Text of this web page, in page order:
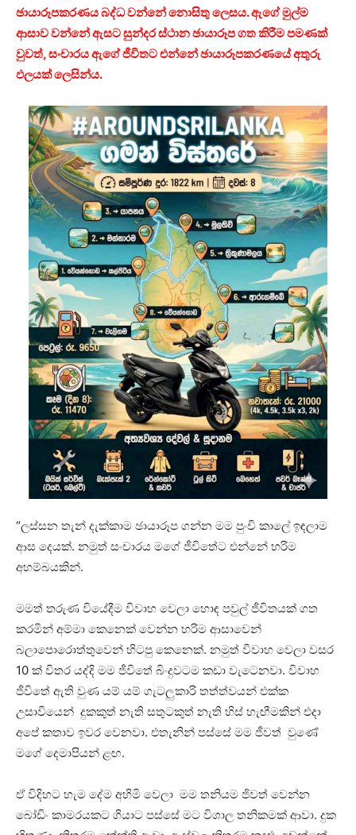
ඡායාරූපකරණය බද්ධ වන්නේ නොසිතු ලෙසය. ඇගේ මුල්ම
ආසාව වන්නේ ඇසට සුන්දර ස්ථාන ඡායාරූප ගත කිරීම පමණක්
වුවත්, සංචාරය ඇගේ ජීවිතට එන්නේ ඡායාරූපකරණයේ අතුරු
ඵලයක් ලෙසින්ය.
“ලස්සන තැන් දැක්කාම ඡායාරූප ගන්න මම පුංචි කාලේ ඉඳලාම
ආස දෙයක්. නමුත් සංචාරය මගේ ජීවිතේට එන්නේ හරිම
අහම්බයකින්.
මමත් තරුණ වියේදීම විවාහ වෙලා හොඳ පවුල් ජීවිතයක් ගත
කරමින් අම්මා කෙනෙක් වෙන්න හරිම ආසාවෙන්
බලාපොරොත්තුවෙන් හිටපු කෙනෙක්. නමුත් විවාහ වෙලා වසර
10 ක් විතර යද්දි මම ජීවිතේ බිංදුවටම කඩා වැටෙනවා. විවාහ
ජීවිතේ ඇති වුණ යම් යම් ගැටලුකාරි තත්ත්වයන් එක්ක
උසාවියෙන් දුකකුත් නැති සතුටකුත් නැති හිස් හැඟීමකින් එදා
අපේ කතාව ඉවර වෙනවා. එතැනින් පස්සේ මම ජීවත් වුණේ
මගේ දෙමාපියන් ළඟ.
ඒ විදිහට හැම දේම අහිමි වෙලා මම තනියම ජිවත් වෙන්න
බෝඩිං කාමරයකට ගියාට පස්සේ මට විශාල තනිකමක් ආවා. දුක